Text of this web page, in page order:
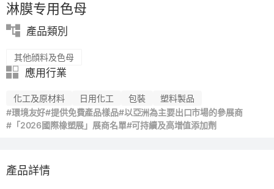
淋膜专用色母
產品類別
其他顔料及色母
應用行業
化工及原材料 日用化工 包裝
塑料製品
#環境友好#提供免費產品樣品#以亞洲為主要出口市場的參展商
#「2026國際橡塑展」展商名單#可持續及高增值添加劑
產品詳情